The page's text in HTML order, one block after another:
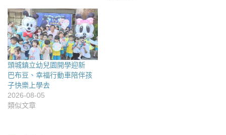
頭城鎮立幼兒園開學迎新
巴布豆、幸福行動車陪伴孩
子快樂上學去
2026-08-05
類似文章